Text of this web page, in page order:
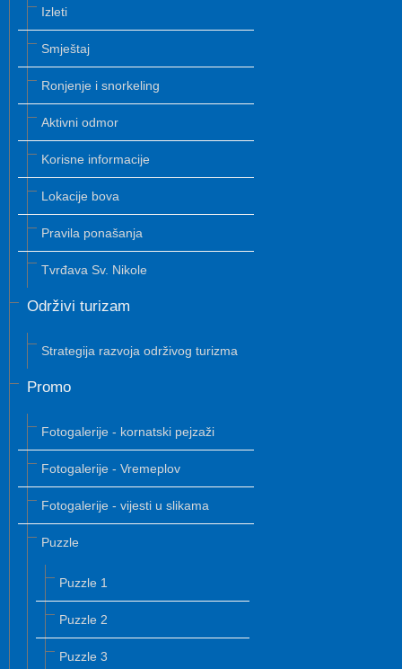
Izleti
Smještaj
Ronjenje i snorkeling
Aktivni odmor
Korisne informacije
Lokacije bova
Pravila ponašanja
Tvrđava Sv. Nikole
Održivi turizam
Strategija razvoja održivog turizma
Promo
Fotogalerije - kornatski pejzaži
Fotogalerije - Vremeplov
Fotogalerije - vijesti u slikama
Puzzle
Puzzle 1
Puzzle 2
Puzzle 3